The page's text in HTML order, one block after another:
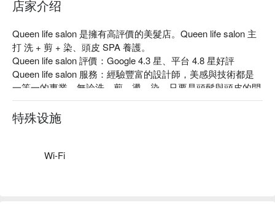
店家介绍
Queen life salon 是擁有高評價的美髮店。Queen life salon 主
打 洗 + 剪 + 染、頭皮 SPA 養護。
Queen life salon 評價：Google 4.3 星、平台 4.8 星好評
Queen life salon 服務：經驗豐富的設計師，美感與技術都是
一等一的專業，無論洗、剪、燙、染，只要是頭髮與頭皮的問
題就能完美解決，將妳變身為高貴美麗的女王！
Queen life salon 推薦：無論機器或使用產品都很優質，譬如
護髮用的有機摩洛哥堅果油配方，透過 iM 上質修護法 3+1 系
人不禁想摸。
特殊设施
Wi-Fi